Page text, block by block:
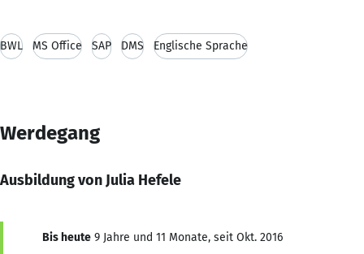
BWL MS Office SAP DMS Englische Sprache
Werdegang
Ausbildung von Julia Hefele
Bis heute 9 Jahre und 11 Monate, seit Okt. 2016